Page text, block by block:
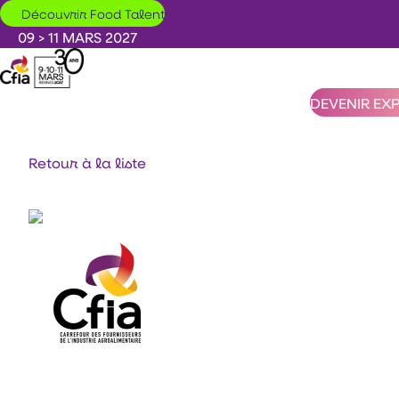
Aller au contenu principal
Découvrir Food Talent
09 > 11 MARS 2027
DEVENIR
Retour à la liste